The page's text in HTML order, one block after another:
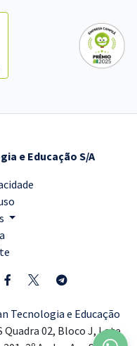
e Educação S/A
Tecnologia e Educação
Quadra 02, Bloco J, Lote